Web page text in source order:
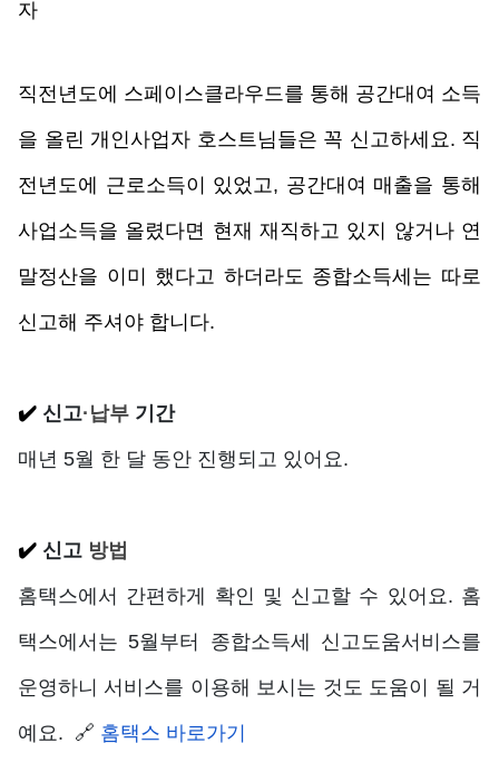
자
직전년도에 스페이스클라우드를 통해 공간대여 소득
을 올린 개인사업자 호스트님들은 꼭 신고하세요. 직
전년도에 근로소득이 있었고, 공간대여 매출을 통해
사업소득을 올렸다면 현재 재직하고 있지 않거나 연
말정산을 이미 했다고 하더라도 종합소득세는 따로
신고해 주셔야 합니다.
✔️ 신고·납부 기간
매년 5월 한 달 동안 진행되고 있어요.
✔️ 신고 방법
홈택스에서 간편하게 확인 및 신고할 수 있어요. 홈
택스에서는 5월부터 종합소득세 신고도움서비스를
운영하니 서비스를 이용해 보시는 것도 도움이 될 거
예요.  🔗 홈택스 바로가기